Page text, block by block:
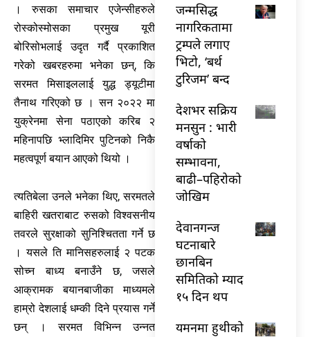
। रुसका समाचार एजेन्सीहरुले
रोस्कोस्मोसका प्रमुख यूरी
बोरिसोभलाई उदृत गर्दै प्रकाशित
गरेको खबरहरुमा भनेका छन्, कि
सरमत मिसाइललाई युद्ध ड्यूटीमा
तैनाथ गरिएको छ । सन २०२२ मा
युक्रेनमा सेना पठाएको करिब २
महिनापछि भ्लादिमिर पुटिनको निकै
महत्वपूर्ण बयान आएको थियो ।
त्यतिबेला उनले भनेका थिए, सरमतले
बाहिरी खतराबाट रुसको विश्वसनीय
तवरले सुरक्षाको सुनिश्चितता गर्ने छ
। यसले ति मानिसहरुलाई २ पटक
सोच्न बाध्य बनाउँने छ, जसले
आक्रामक बयानबाजीका माध्यमले
हाम्रो देशलाई धम्की दिने प्रयास गर्ने
छन् । सरमत विभिन्न उन्नत
जन्मसिद्ध
नागरिकतामा
ट्रम्पले लगाए
भिटो, ‘बर्थ
टुरिजम’ बन्द
देशभर सक्रिय
मनसुन : भारी
वर्षाको
सम्भावना,
बाढी–पहिरोको
जोखिम
देवानगन्ज
घटनाबारे
छानबिन
समितिको म्याद
१५ दिन थप
यमनमा हुथीको